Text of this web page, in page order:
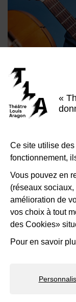
«
Ce site utilise
fonctionnement,
Vous pouvez en
(réseaux
amélioration de
vos choix à tout
des Cookies»
Pour en savoir
JEUDI 18
Faire
billetterie